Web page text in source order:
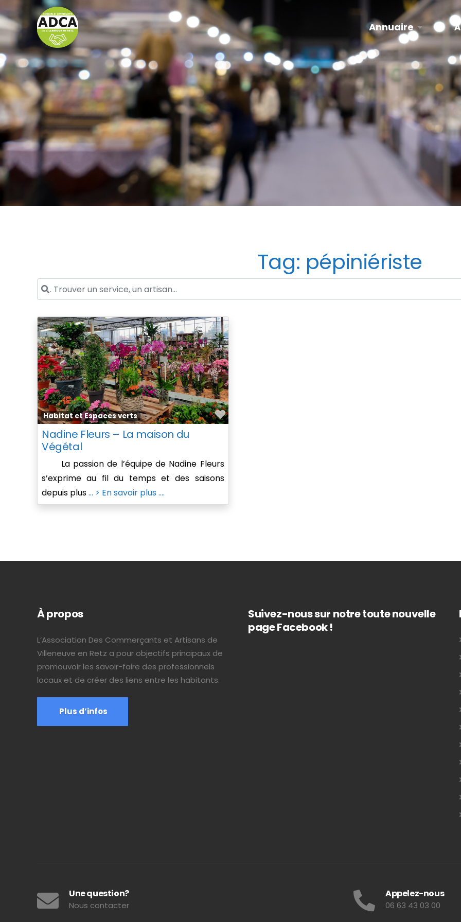
Annuaire
Tag: pépiniériste
. Trouver un service, un artisan...
Habitat et Espaces verts
Favorite
Nadine Fleurs – La maison du
Végétal
La passion de l’équipe de Nadine Fleurs
s’exprime au fil du temps et des saisons
depuis plus... > En savoir plus ....
À propos
L’Association Des Commerçants et Artisans de
Villeneuve en Retz a pour objectifs principaux de
promouvoir les savoir-faire des professionnels
locaux et de créer des liens entre les habitants.
Plus d’infos
Suivez-nous sur notre toute nouvelle
page Facebook !
Une question?
Nous contacter
Appelez-nous
06 63 43 03 00